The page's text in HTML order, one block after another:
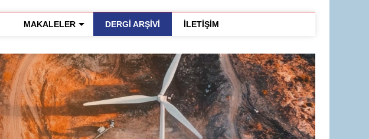
MAKALELER DERGİ ARŞİVİ İLETİŞİM